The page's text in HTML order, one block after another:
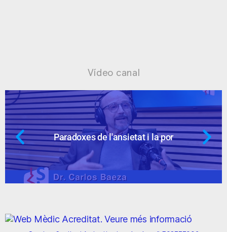
Vídeo canal
Paradoxes de l'ansietat i la por